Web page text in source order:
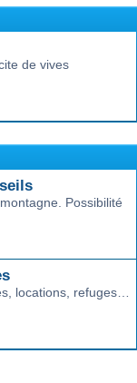
de vives
Possibilité
locations, refuges…